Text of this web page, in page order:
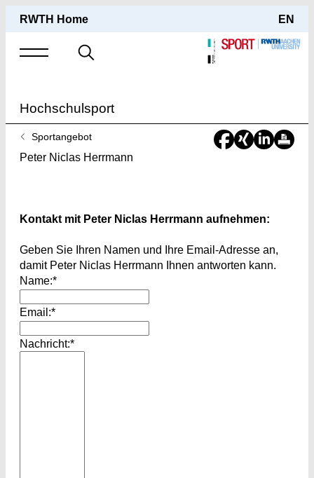
RWTH Home EN
Suche
Hochschulsport
Sie
sind
hier:
Sportangebot
Peter Niclas Herrmann
Kontakt mit Peter Niclas Herrmann aufnehmen:
Geben Sie Ihren Namen und Ihre Email-Adresse an,
damit Peter Niclas Herrmann Ihnen antworten kann.
Name:*
Email:*
Nachricht:*